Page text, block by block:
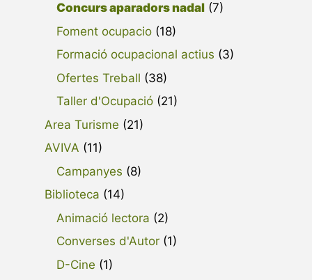
Concurs aparadors nadal (7)
Foment ocupacio (18)
Formació ocupacional actius (3)
Ofertes Treball (38)
Taller d'Ocupació (21)
Area Turisme (21)
AVIVA (11)
Campanyes (8)
Biblioteca (14)
Animació lectora (2)
Converses d'Autor (1)
D-Cine (1)